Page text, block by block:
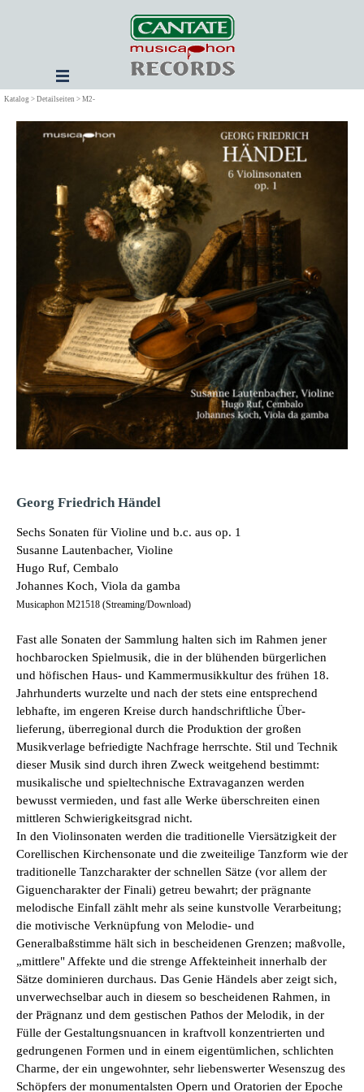
Menü überspringen
Katalog > Detailseiten > M2-
Georg Friedrich Händel
Sechs Sonaten für Violine und b.c. aus op. 1
Susanne Lautenbacher, Violine
Hugo Ruf, Cembalo
Johannes Koch, Viola da gamba
Musicaphon M21518 (Streaming/Download)
Fast alle Sonaten der Sammlung halten sich im Rahmen jener
hochbarocken Spielmusik, die in der blühenden bürgerlichen
und höfischen Haus- und Kammermusikkultur des frühen 18.
Jahrhunderts wurzelte und nach der stets eine entsprechend
lebhafte, im engeren Kreise durch handschriftliche Über­
lieferung, überregional durch die Produktion der großen
Musikverlage befriedigte Nach­frage herrschte. Stil und Technik
dieser Musik sind durch ihren Zweck weitgehend bestimmt:
musikalische und spieltechnische Extravaganzen werden
bewusst vermieden, und fast alle Werke überschreiten einen
mittleren Schwierigkeitsgrad nicht.
In den Violinsonaten werden die traditionelle Viersätzigkeit der
Corellischen Kirchensonate und die zweiteilige Tanzform wie der
traditionelle Tanzcharakter der schnellen Sätze (vor allem der
Giguencharakter der Finali) getreu bewahrt; der prägnante
melodische Einfall zählt mehr als seine kunstvolle Verarbeitung;
die motivische Verknüpfung von Melodie- und
Generalbaßstimme hält sich in bescheidenen Grenzen; maßvolle,
„mittlere" Affekte und die strenge Affekteinheit innerhalb der
Sätze dominieren durch­aus. Das Genie Händels aber zeigt sich,
unverwechselbar auch in diesem so beschei­denen Rahmen, in
der Prägnanz und dem gestischen Pathos der Melodik, in der
Fülle der Gestaltungsnuancen in kraftvoll konzentrierten und
gedrungenen Formen und in einem eigentümlichen, schlichten
Charme, der ein ungewohnter, sehr liebenswerter Wesenszug des
Schöpfers der monumentalsten Opern und Oratorien der Epoche